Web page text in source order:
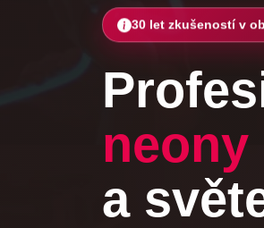
30 let zkušeností v
neony
a